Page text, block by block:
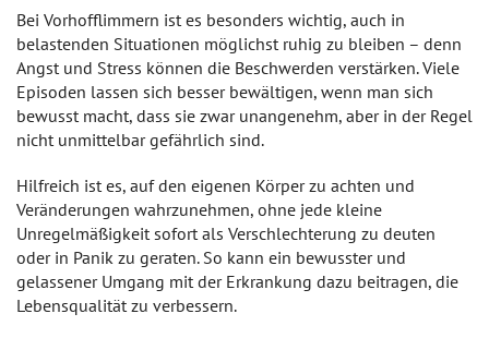
Bei Vorhofflimmern ist es besonders wichtig, auch in
belastenden Situationen möglichst ruhig zu bleiben – denn
Angst und Stress können die Beschwerden verstärken. Viele
Episoden lassen sich besser bewältigen, wenn man sich
bewusst macht, dass sie zwar unangenehm, aber in der Regel
nicht unmittelbar gefährlich sind.
Hilfreich ist es, auf den eigenen Körper zu achten und
Veränderungen wahrzunehmen, ohne jede kleine
Unregelmäßigkeit sofort als Verschlechterung zu deuten
oder in Panik zu geraten. So kann ein bewusster und
gelassener Umgang mit der Erkrankung dazu beitragen, die
Lebensqualität zu verbessern.